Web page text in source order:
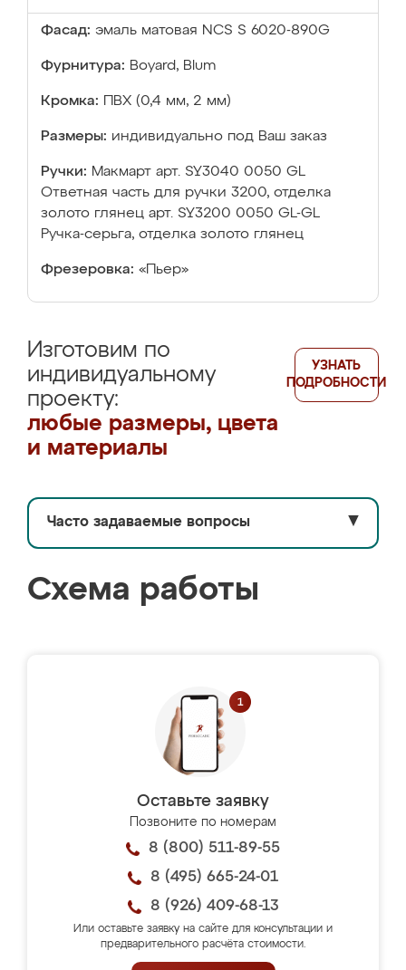
Фасад: эмаль матовая NCS S 6020-890G
Фурнитура: Boyard, Blum
Кромка: ПВХ (0,4 мм, 2 мм)
Размеры: индивидуально под Ваш заказ
Ручки: Макмарт арт. SY3040 0050 GL
Ответная часть для ручки 3200, отделка
золото глянец арт. SY3200 0050 GL-GL
Ручка-серьга, отделка золото глянец
Фрезеровка: «Пьер»
Изготовим по
индивидуальному
проекту:
любые размеры, цвета
и материалы
УЗНАТЬ
ПОДРОБНОСТИ
Часто задаваемые вопросы ▼
Схема работы
Оставьте заявку
Позвоните по номерам
8 (800) 511-89-55
8 (495) 665-24-01
8 (926) 409-68-13
Или оставьте заявку на сайте для консультации и
предварительного расчёта стоимости.